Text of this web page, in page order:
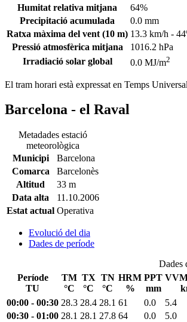
Humitat relativa mitjana
64%
Precipitació acumulada
0.0 mm
Ratxa màxima del vent (10 m) 13.3 km/h -
Pressió atmosfèrica mitjana
1016.2 hPa
Irradiació solar global
0.0 MJ/m2
El tram horari està expressat en Temps
Barcelona - el Raval
Metadades estació
meteorològica
Municipi
Barcelona
Comarca
Barcelonès
Altitud
33 m
Data alta
11.10.2006
Estat actual Operativa
Evolució del dia
Dades de període
Dades
Període
TU
TM
°C
TX
°C
TN
°C
HRM
%
PPT
mm
00:00 - 00:30 28.3 28.4 28.1 61 0.0 5.4
00:30 - 01:00 28.1 28.1 27.8 64 0.0 5.0